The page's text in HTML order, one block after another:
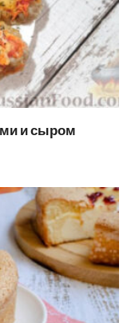
и сыром